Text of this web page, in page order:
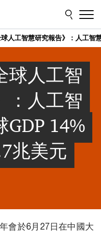
人工智慧研究報告》：人工智
球人工智
：人工智
14%
兆美元
會於6月27日在中國大